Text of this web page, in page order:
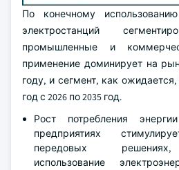
По конечному
электростанций
промышленные и
применение доминирует на
году, и сегмент, как ожидается,
год с 2026 по 2035 год.
Рост потребления
предприятиях
передовых решениях,
использование